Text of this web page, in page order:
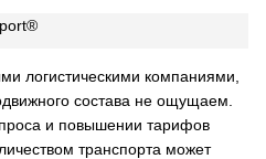
логистическими компаниями,
состава не ощущаем.
и повышении тарифов
транспорта может